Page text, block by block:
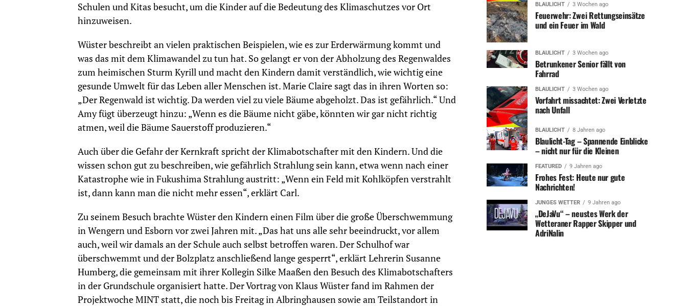
Schulen und Kitas besucht, um die Kinder auf die Bedeutung des Klimaschutzes vor Ort
hinzuweisen.
Wüster beschreibt an vielen praktischen Beispielen, wie es zur Erderwärmung kommt und
was das mit dem Klimawandel zu tun hat. So gelangt er von der Abholzung des Regenwaldes
zum heimischen Sturm Kyrill und macht den Kindern damit verständlich, wie wichtig eine
gesunde Umwelt für das Leben aller Menschen ist. Marie Claire sagt das in ihren Worten so:
„Der Regenwald ist wichtig. Da werden viel zu viele Bäume abgeholzt. Das ist gefährlich.“ Und
Amy fügt überzeugt hinzu: „Wenn es die Bäume nicht gäbe, könnten wir gar nicht richtig
atmen, weil die Bäume Sauerstoff produzieren.“
Auch über die Gefahr der Kernkraft spricht der Klimabotschafter mit den Kindern. Und die
wissen schon gut zu beschreiben, wie gefährlich Strahlung sein kann, etwa wenn nach einer
Katastrophe wie in Fukushima Strahlung austritt: „Wenn ein Feld mit Kohlköpfen verstrahlt
ist, dann kann man die nicht mehr essen“, erklärt Carl.
Zu seinem Besuch brachte Wüster den Kindern einen Film über die große Überschwemmung
in Wengern und Esborn vor zwei Jahren mit. „Das hat uns alle sehr beeindruckt, vor allem
auch, weil wir damals an der Schule auch selbst betroffen waren. Der Schulhof war
überschwemmt und der Bolzplatz anschließend lange gesperrt“, erklärt Lehrerin Susanne
Humberg, die gemeinsam mit ihrer Kollegin Silke Maaßen den Besuch des Klimabotschafters
in der Grundschule organisiert hatte. Der Vortrag von Klaus Wüster fand im Rahmen der
Projektwoche MINT statt, die noch bis Freitag in Albringhausen sowie am Teilstandort in
BLAULICHT 3 Wochen ago
Feuerwehr: Zwei Rettungseinsätze
und ein Feuer im Wald
BLAULICHT 3 Wochen ago
Betrunkener Senior fällt von
Fahrrad
BLAULICHT 3 Wochen ago
Vorfahrt missachtet: Zwei Verletzte
nach Unfall
BLAULICHT 8 Jahren ago
Blaulicht-Tag – Spannende Einblicke
– nicht nur für die Kleinen
FEATURED 9 Jahren ago
Frohes Fest: Heute nur gute
Nachrichten!
JUNGES WETTER 9 Jahren ago
„DeJaVu“ – neustes Werk der
Wetteraner Rapper Skipper und
AdriNalin